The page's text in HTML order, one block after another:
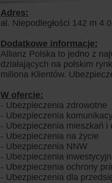
Adres:
al. Niepodległości 142 m 4
Dodatkowe informacje:
Allianz Polska to jedno z
działających na polskim
miliona Klientów.
W ofercie:
- Ubezpieczenia zdrowotne
- Ubezpieczenia
- Ubezpieczenia mieszkań i
- Ubezpieczenia na życie
- Ubezpieczenia NNW
- Ubezpieczenia
- Ubezpieczenia ochrony
- Ubezpieczenia dla